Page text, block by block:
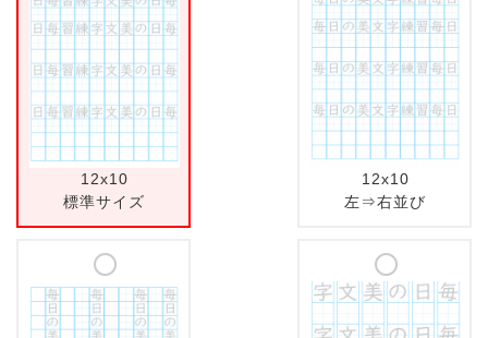
12x10
標準サイズ
12x10
左⇒右並び